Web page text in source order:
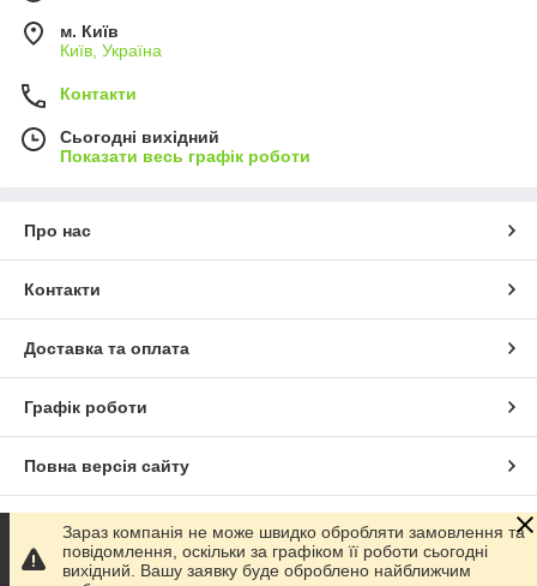
м. Київ
Київ, Україна
Контакти
Сьогодні вихідний
Показати весь графік роботи
Про нас
Контакти
Доставка та оплата
Графік роботи
Повна версія сайту
Сайт створено на маркетплейсіProm.ua
Зараз компанія не може швидко обробляти замовлення та
повідомлення, оскільки за графіком її роботи сьогодні
вихідний. Вашу заявку буде оброблено найближчим